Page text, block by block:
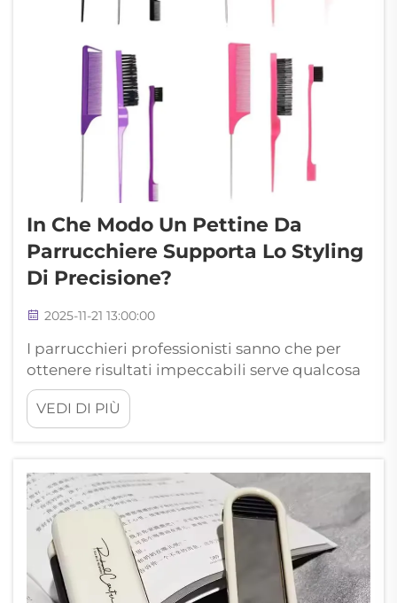
In Che Modo Un Pettine Da
Parrucchiere Supporta Lo Styling
Di Precisione?
2025-11-21 13:00:00
I parrucchieri professionisti sanno che per
ottenere risultati impeccabili serve qualcosa
in più della semplice abilità e creatività:
servono gli strumenti giusti. Un pettine da
parrucchiere rappresenta la base dello styling
creare part...
VEDI DI PIÙ